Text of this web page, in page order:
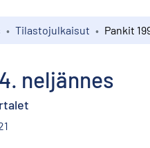
Tilastojulkaisut Pankit
neljännes